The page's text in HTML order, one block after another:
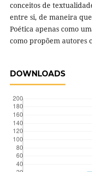
conceitos de
entre si, de maneira
Poética apenas como
como propõem autores
DOWNLOADS